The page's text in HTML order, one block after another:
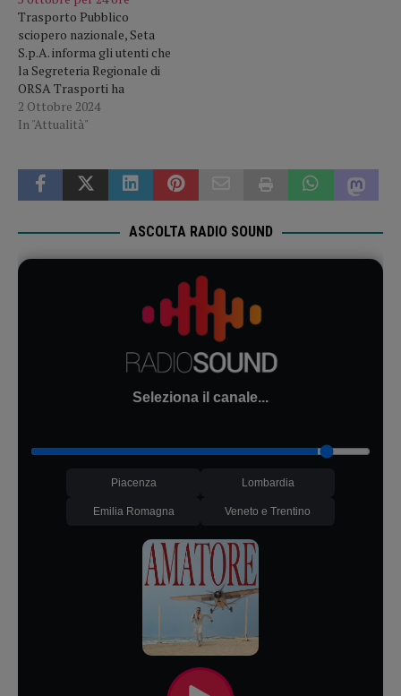
Trasporto Pubblico
sciopero nazionale, Seta
S.p.A. informa gli utenti che
la Segreteria Regionale di
ORSA Trasporti ha
comunicato l'adesione allo
sciopero nazionale di 24 ore
sabato 5 ottobre, nei bacini
di Modena, Reggio e
Regionali di ORSA
2 Ottobre 2024
In "Attualità"
ASCOLTA RADIO SOUND
Seleziona il canale...
Piacenza Lombardia
Emilia Romagna Veneto e Trentino